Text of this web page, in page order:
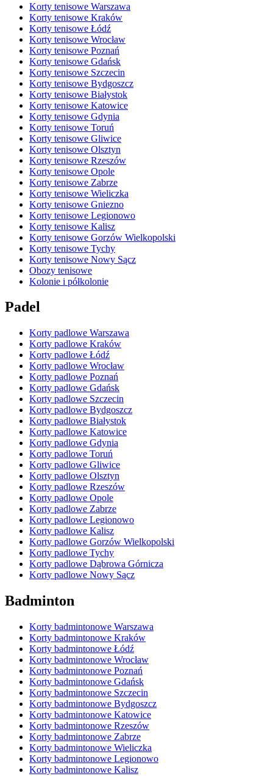
Korty tenisowe Warszawa
Korty tenisowe Kraków
Korty tenisowe Łódź
Korty tenisowe Wrocław
Korty tenisowe Poznań
Korty tenisowe Gdańsk
Korty tenisowe Szczecin
Korty tenisowe Bydgoszcz
Korty tenisowe Białystok
Korty tenisowe Katowice
Korty tenisowe Gdynia
Korty tenisowe Toruń
Korty tenisowe Gliwice
Korty tenisowe Olsztyn
Korty tenisowe Rzeszów
Korty tenisowe Opole
Korty tenisowe Zabrze
Korty tenisowe Wieliczka
Korty tenisowe Gniezno
Korty tenisowe Legionowo
Korty tenisowe Kalisz
Korty tenisowe Gorzów Wielkopolski
Korty tenisowe Tychy
Korty tenisowe Nowy Sącz
Obozy tenisowe
Kolonie i półkolonie
Padel
Korty padlowe Warszawa
Korty padlowe Kraków
Korty padlowe Łódź
Korty padlowe Wrocław
Korty padlowe Poznań
Korty padlowe Gdańsk
Korty padlowe Szczecin
Korty padlowe Bydgoszcz
Korty padlowe Białystok
Korty padlowe Katowice
Korty padlowe Gdynia
Korty padlowe Toruń
Korty padlowe Gliwice
Korty padlowe Olsztyn
Korty padlowe Rzeszów
Korty padlowe Opole
Korty padlowe Zabrze
Korty padlowe Legionowo
Korty padlowe Kalisz
Korty padlowe Gorzów Wielkopolski
Korty padlowe Tychy
Korty padlowe Dąbrowa Górnicza
Korty padlowe Nowy Sącz
Badminton
Korty badmintonowe Warszawa
Korty badmintonowe Kraków
Korty badmintonowe Łódź
Korty badmintonowe Wrocław
Korty badmintonowe Poznań
Korty badmintonowe Gdańsk
Korty badmintonowe Szczecin
Korty badmintonowe Bydgoszcz
Korty badmintonowe Katowice
Korty badmintonowe Rzeszów
Korty badmintonowe Zabrze
Korty badmintonowe Wieliczka
Korty badmintonowe Legionowo
Korty badmintonowe Kalisz